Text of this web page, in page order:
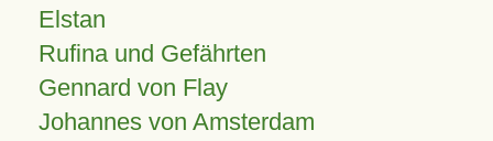
Elstan
Rufina und Gefährten
Gennard von Flay
Johannes von Amsterdam